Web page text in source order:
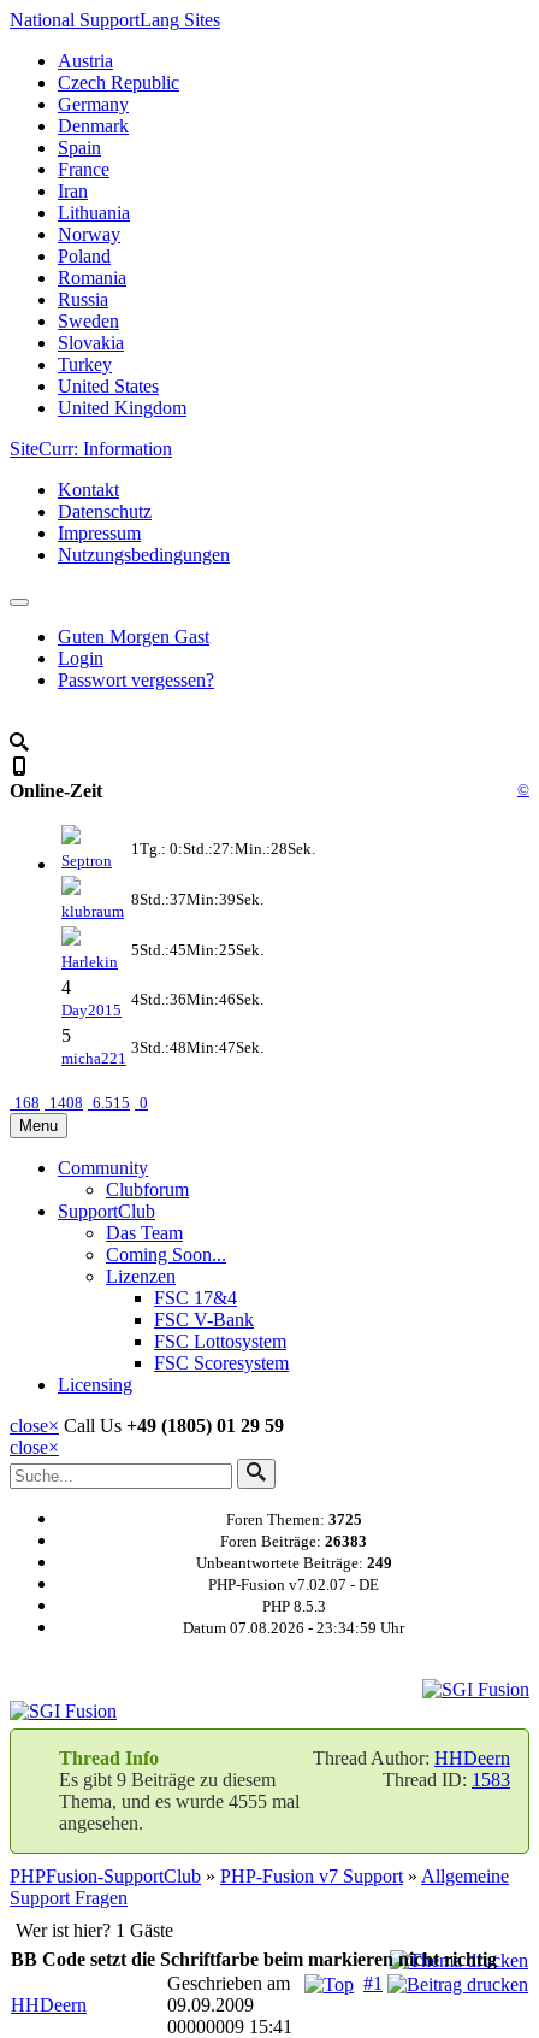
National SupportLang Sites
Austria
Czech Republic
Germany
Denmark
Spain
France
Iran
Lithuania
Norway
Poland
Romania
Russia
Sweden
Slovakia
Turkey
United States
United Kingdom
SiteCurr: Information
Kontakt
Datenschutz
Impressum
Nutzungsbedingungen
Guten Morgen Gast
Login
Passwort vergessen?
Online-Zeit ©
Septron
1Tg.: 0:Std.:27:Min.:28Sek.
klubraum
8Std.:37Min:39Sek.
Harlekin
5Std.:45Min:25Sek.
4
Day2015
4Std.:36Min:46Sek.
5
micha221
3Std.:48Min:47Sek.
168 1408 6.515 0
Menu
Community
Clubforum
SupportClub
Das Team
Coming Soon...
Lizenzen
FSC 17&4
FSC V-Bank
FSC Lottosystem
FSC Scoresystem
Licensing
close× Call Us +49 (1805) 01 29 59
close×
Foren Themen: 3725
Foren Beiträge: 26383
Unbeantwortete Beiträge: 249
PHP-Fusion v7.02.07 - DE
PHP 8.5.3
Datum 07.08.2026 - 23:35:00 Uhr
Thread Author: HHDeern
Thread ID: 1583
Thread Info
Es gibt 9 Beiträge zu diesem
Thema, und es wurde 4555 mal
angesehen.
PHPFusion-SupportClub » PHP-Fusion v7 Support » Allgemeine
Support Fragen
Wer ist hier? 1 Gäste
BB Code setzt die Schriftfarbe beim markieren nicht richtig
HHDeern
#1
Geschrieben am
09.09.2009
00000009 15:41